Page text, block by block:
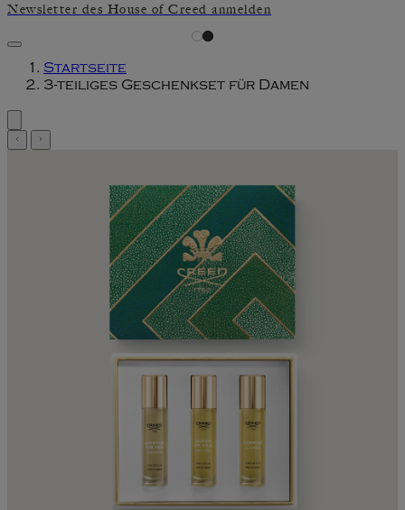
Newsletter des House of Creed anmelden
Startseite
3-teiliges Geschenkset für Damen